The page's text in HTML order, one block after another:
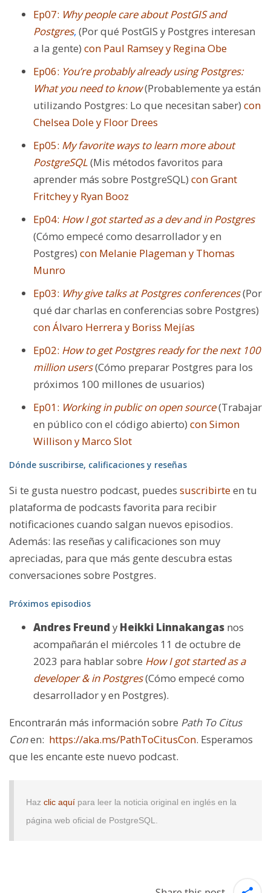
Ep07: Why people care about PostGIS and
Postgres, (Por qué PostGIS y Postgres interesan
a la gente) con Paul Ramsey y Regina Obe
Ep06: You’re probably already using Postgres:
What you need to know(Probablemente ya están
utilizando Postgres: Lo que necesitan saber) con
Chelsea Dole y Floor Drees
Ep05: My favorite ways to learn more about
PostgreSQL(Mis métodos favoritos para
aprender más sobre PostgreSQL) con Grant
Fritchey y Ryan Booz
Ep04: How I got started as a dev and in Postgres
(Cómo empecé como desarrollador y en
Postgres) con Melanie Plageman y Thomas
Munro
Ep03: Why give talks at Postgres conferences(Por
qué dar charlas en conferencias sobre Postgres)
con Álvaro Herrera y Boriss Mejías
Ep02: How to get Postgres ready for the next 100
million users(Cómo preparar Postgres para los
próximos 100 millones de usuarios)
Ep01: Working in public on open source(Trabajar
en público con el código abierto) con Simon
Willison y Marco Slot
Dónde suscribirse, calificaciones y reseñas
Si te gusta nuestro podcast, puedes suscribirteen tu
plataforma de podcasts favorita para recibir
notificaciones cuando salgan nuevos episodios.
Además: las reseñas y calificaciones son muy
apreciadas, para que más gente descubra estas
conversaciones sobre Postgres.
Próximos episodios
Andres Freund y Heikki Linnakangas nos
acompañarán el miércoles 11 de octubre de
2023 para hablar sobre How I got started as a
developer & in Postgres(Cómo empecé como
desarrollador y en Postgres).
Encontrarán más información sobre Path To Citus
Conen: https://aka.ms/PathToCitusCon. Esperamos
que les encante este nuevo podcast.
Haz clic aquí para leer la noticia original en inglés en la
página web oficial de PostgreSQL.